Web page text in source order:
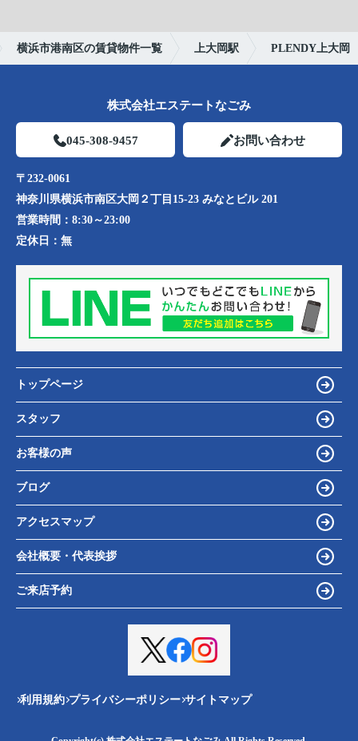
横浜市港南区の賃貸物件一覧 上大岡駅 PLENDY上大岡
株式会社エステートなごみ
045-308-9457 お問い合わせ
〒232-0061
神奈川県横浜市南区大岡２丁目15-23 みなとビル 201
営業時間： 8:30～23:00
定休日： 無
トップページ
スタッフ
お客様の声
ブログ
アクセスマップ
会社概要・代表挨拶
ご来店予約
利用規約 プライバシーポリシー サイトマップ